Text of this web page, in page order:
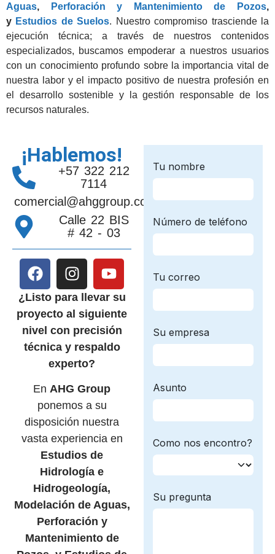
Aguas, Perforación y Mantenimiento de Pozos,
y Estudios de Suelos. Nuestro compromiso trasciende la
ejecución técnica; a través de nuestros contenidos
especializados, buscamos empoderar a nuestros usuarios
con un conocimiento profundo sobre la importancia vital de
nuestra labor y el impacto positivo de nuestra profesión en
el desarrollo sostenible y la gestión responsable de los
recursos naturales.
¡Hablemos!
+57 322 212
7114
comercial@ahggroup.com.co
Calle 22 BIS
# 42 - 03
¿Listo para llevar su
proyecto al siguiente
nivel con precisión
técnica y respaldo
experto?
En AHG Group
ponemos a su
disposición nuestra
vasta experiencia en
Estudios de
Hidrología e
Hidrogeología,
Modelación de Aguas,
Perforación y
Mantenimiento de